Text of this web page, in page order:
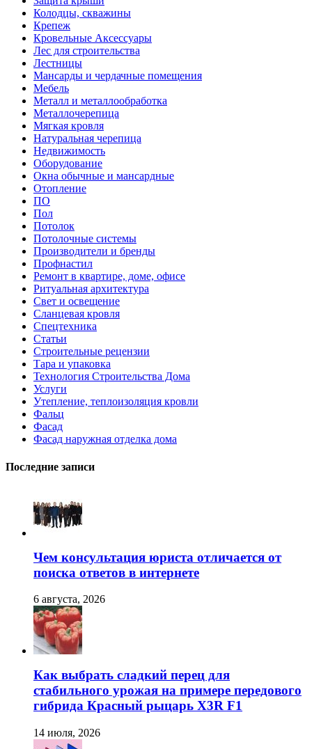
Колодцы, скважины
Крепеж
Кровельные Аксессуары
Лес для строительства
Лестницы
Мансарды и чердачные помещения
Мебель
Металл и металлообработка
Металлочерепица
Мягкая кровля
Натуральная черепица
Недвижимость
Оборудование
Окна обычные и мансардные
Отопление
ПО
Пол
Потолок
Потолочные системы
Производители и бренды
Профнастил
Ремонт в квартире, доме, офисе
Ритуальная архитектура
Свет и освещение
Сланцевая кровля
Спецтехника
Статьи
Строительные рецензии
Тара и упаковка
Технология Строительства Дома
Услуги
Утепление, теплоизоляция кровли
Фальц
Фасад
Фасад наружная отделка дома
Последние записи
Чем консультация юриста отличается от
поиска ответов в интернете
6 августа, 2026
Как выбрать сладкий перец для
стабильного урожая на примере передового
гибрида Красный рыцарь X3R F1
14 июля, 2026